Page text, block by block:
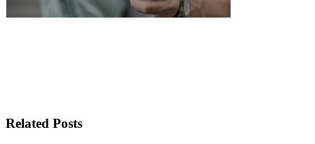
Related Posts